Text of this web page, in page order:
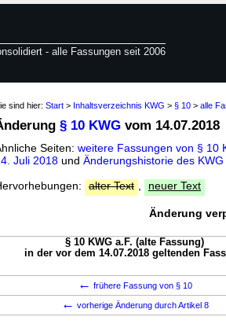
- alle Fassungen seit 2006
sind hier: Start > Inhaltsverzeichnis KWG > § 10 > alle
§ 10 KWG vom 14.07.2018
Seiten: weitere Fassungen von § 10
Juli 2018 und Änderungshistorie des KWG
alter Text neuer Text
Änderung
§ 10 KWG a.F. (alte Fassung)
in der vor dem 14.07.2018 geltenden
← frühere Fassung von § 10
← vorherige Änderung durch Artikel 8